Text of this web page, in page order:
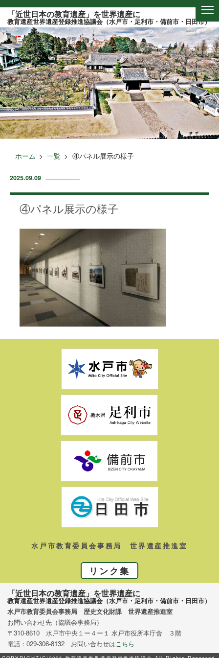
このページの本文へ
「近世日本の教育遺産」を世界遺産に
教育遺産世界遺産登録推進協議会（水戸市・足利市・備前市・日田市）
ホーム 一覧 ④パネル展示の様子
2025.09.09
④パネル展示の様子
水戸市教育委員会事務局 世界遺産推進室
リンク集
「近世日本の教育遺産」を世界遺産に
教育遺産世界遺産登録推進協議会（水戸市・足利市・備前市・日田市）
水戸市教育委員会事務局 歴史文化財課 世界遺産推進室
お問い合わせ先（協議会事務局）
〒310-8610 水戸市中央１ー４ー１ 水戸市役所本庁舎 ３階
電話：029-306-8132 お問い合わせは こちら